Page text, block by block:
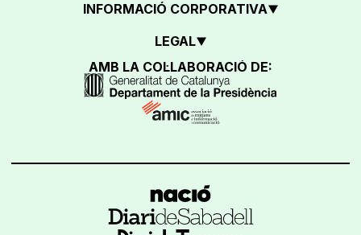
INFORMACIÓ CORPORATIVA
LEGAL
AMB LA COL·LABORACIÓ DE: